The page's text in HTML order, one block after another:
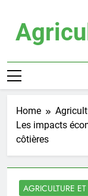
content
Home
Les impacts
côtières
AGRICULTURE